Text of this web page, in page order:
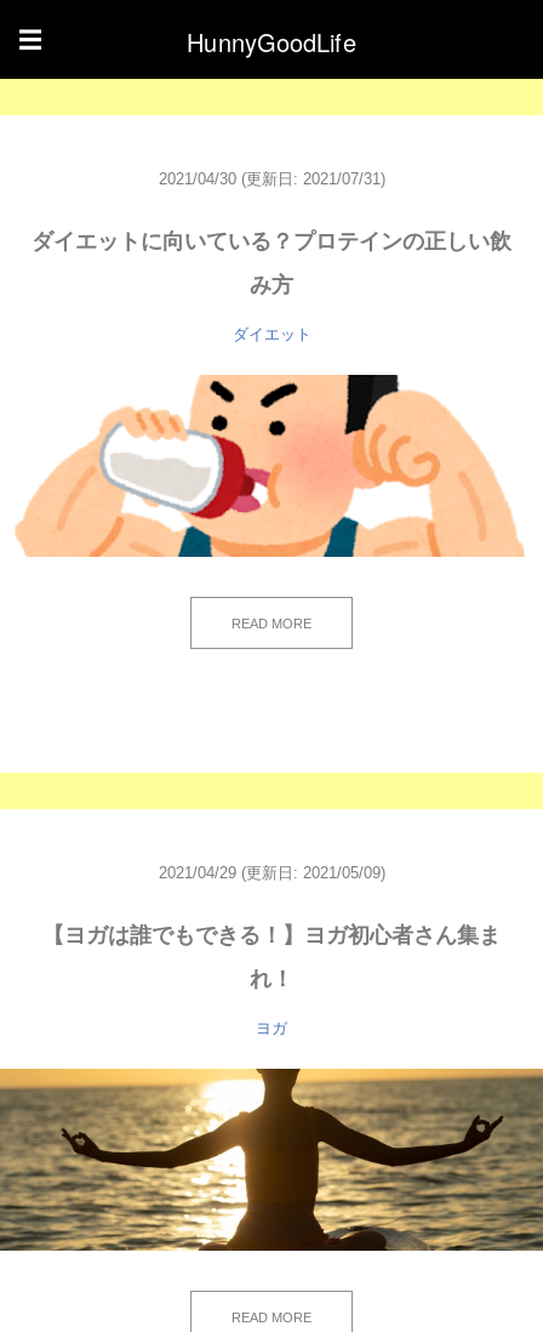
☰ HunnyGoodLife
2021/04/30 (更新日: 2021/07/31)
ダイエットに向いている？プロテインの正しい飲
み方
ダイエット
READ MORE
2021/04/29 (更新日: 2021/05/09)
【ヨガは誰でもできる！】ヨガ初心者さん集ま
れ！
ヨガ
READ MORE